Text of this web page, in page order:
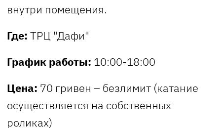
внутри помещения.
Где: ТРЦ "Дафи"
График работы: 10:00-18:00
Цена: 70 гривен – безлимит (катание
осуществляется на собственных
роликах)